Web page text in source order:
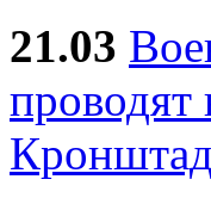
21.03
проводят